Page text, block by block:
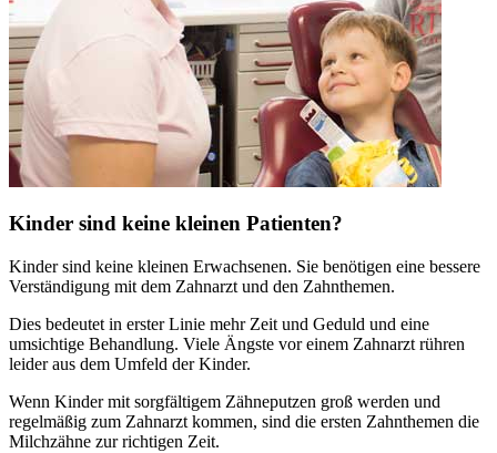
Kinder sind keine kleinen Patienten?
Kinder sind keine kleinen Erwachsenen. Sie benötigen eine bessere
Verständigung mit dem Zahnarzt und den Zahnthemen.
Dies bedeutet in erster Linie mehr Zeit und Geduld und eine
umsichtige Behandlung. Viele Ängste vor einem Zahnarzt rühren
leider aus dem Umfeld der Kinder.
Wenn Kinder mit sorgfältigem Zähneputzen groß werden und
regelmäßig zum Zahnarzt kommen, sind die ersten Zahnthemen die
Milchzähne zur richtigen Zeit.